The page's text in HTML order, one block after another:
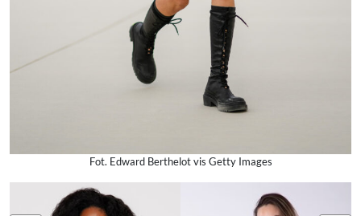
Fot. Edward Berthelot vis Getty Images